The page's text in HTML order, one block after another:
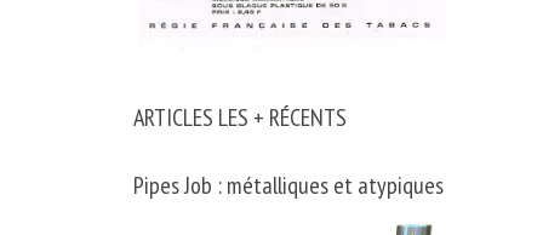
ARTICLES LES + RÉCENTS
Pipes Job : métalliques et atypiques